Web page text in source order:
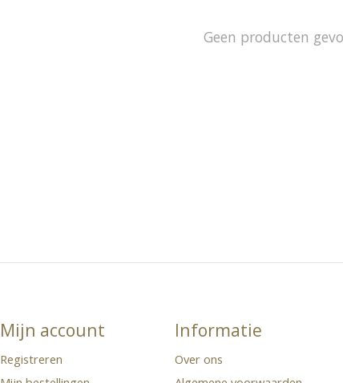
Geen producten
Mijn account
Registreren
Informatie
Over ons